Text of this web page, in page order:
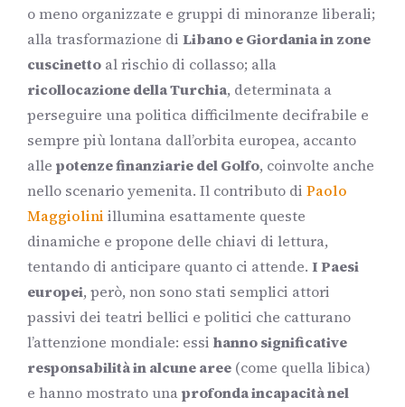
o meno organizzate e gruppi di minoranze liberali;
alla trasformazione di Libano e Giordania in zone
cuscinetto al rischio di collasso; alla
ricollocazione della Turchia, determinata a
perseguire una politica difficilmente decifrabile e
sempre più lontana dall’orbita europea, accanto
alle potenze finanziarie del Golfo, coinvolte anche
nello scenario yemenita. Il contributo di Paolo
Maggiolini illumina esattamente queste
dinamiche e propone delle chiavi di lettura,
tentando di anticipare quanto ci attende. I Paesi
europei, però, non sono stati semplici attori
passivi dei teatri bellici e politici che catturano
l’attenzione mondiale: essi hanno significative
responsabilità in alcune aree (come quella libica)
e hanno mostrato unaprofonda incapacità nel